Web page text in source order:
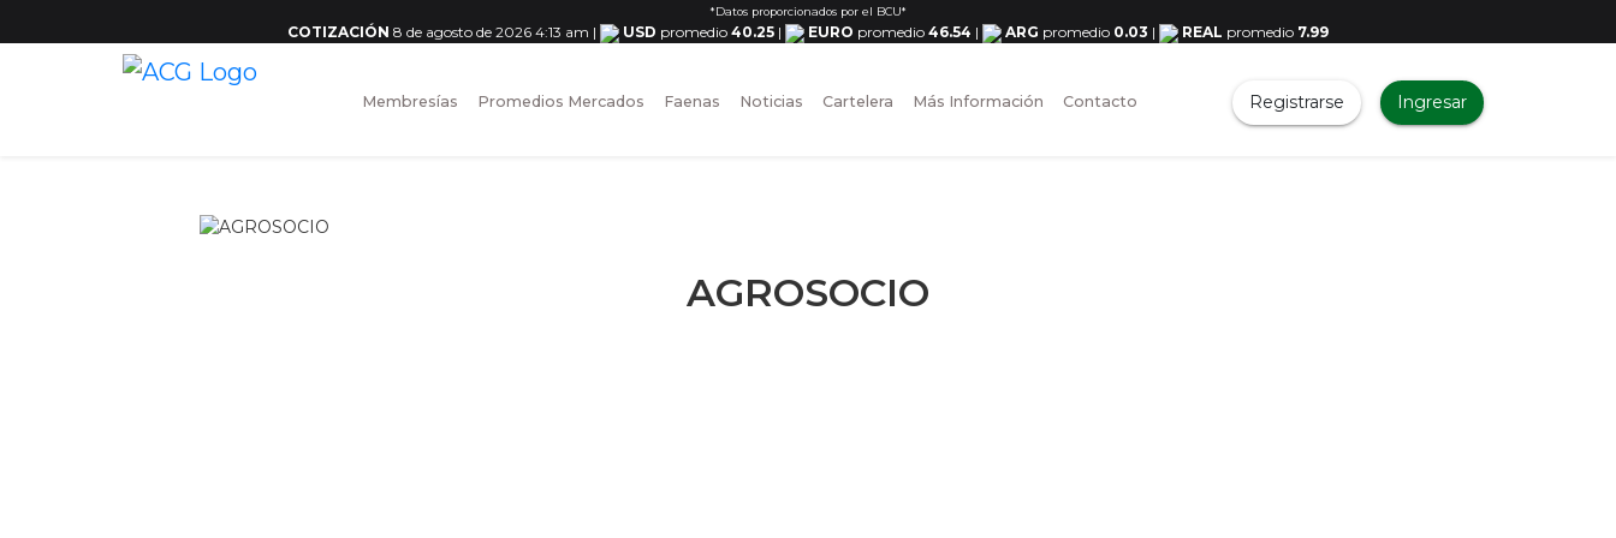
*Datos proporcionados por el BCU*
COTIZACIÓN 8 de agosto de 2026 4:13 am | USD promedio 40.25 | EURO promedio 46.54 | ARG promedio 0.03 | REAL promedio 7.99
Membresías Promedios Mercados Faenas Noticias Cartelera Más Información Contacto Registrarse Ingresar
AGROSOCIO